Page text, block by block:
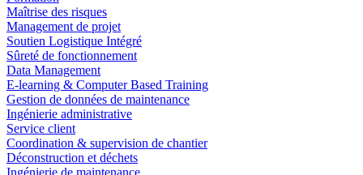
Maîtrise des risques
Management de projet
Soutien Logistique Intégré
Sûreté de fonctionnement
Data Management
E-learning & Computer Based Training
Gestion de données de maintenance
Ingénierie administrative
Service client
Coordination & supervision de chantier
Déconstruction et déchets